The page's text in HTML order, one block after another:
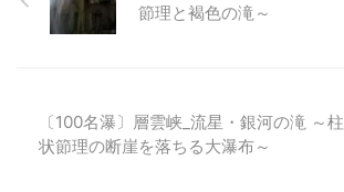
節理と褐色の滝～
〔100名瀑〕層雲峡_流星・銀河の滝 ～柱
状節理の断崖を落ちる大瀑布～